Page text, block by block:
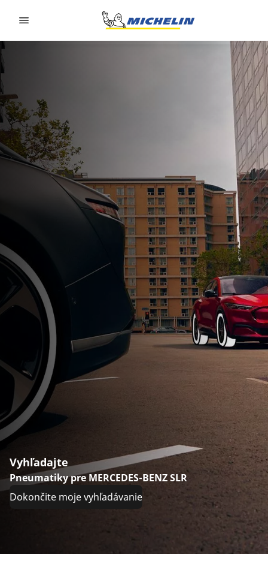
Vyhľadajte
Pneumatiky pre MERCEDES-BENZ SLR
Dokončite moje vyhľadávanie